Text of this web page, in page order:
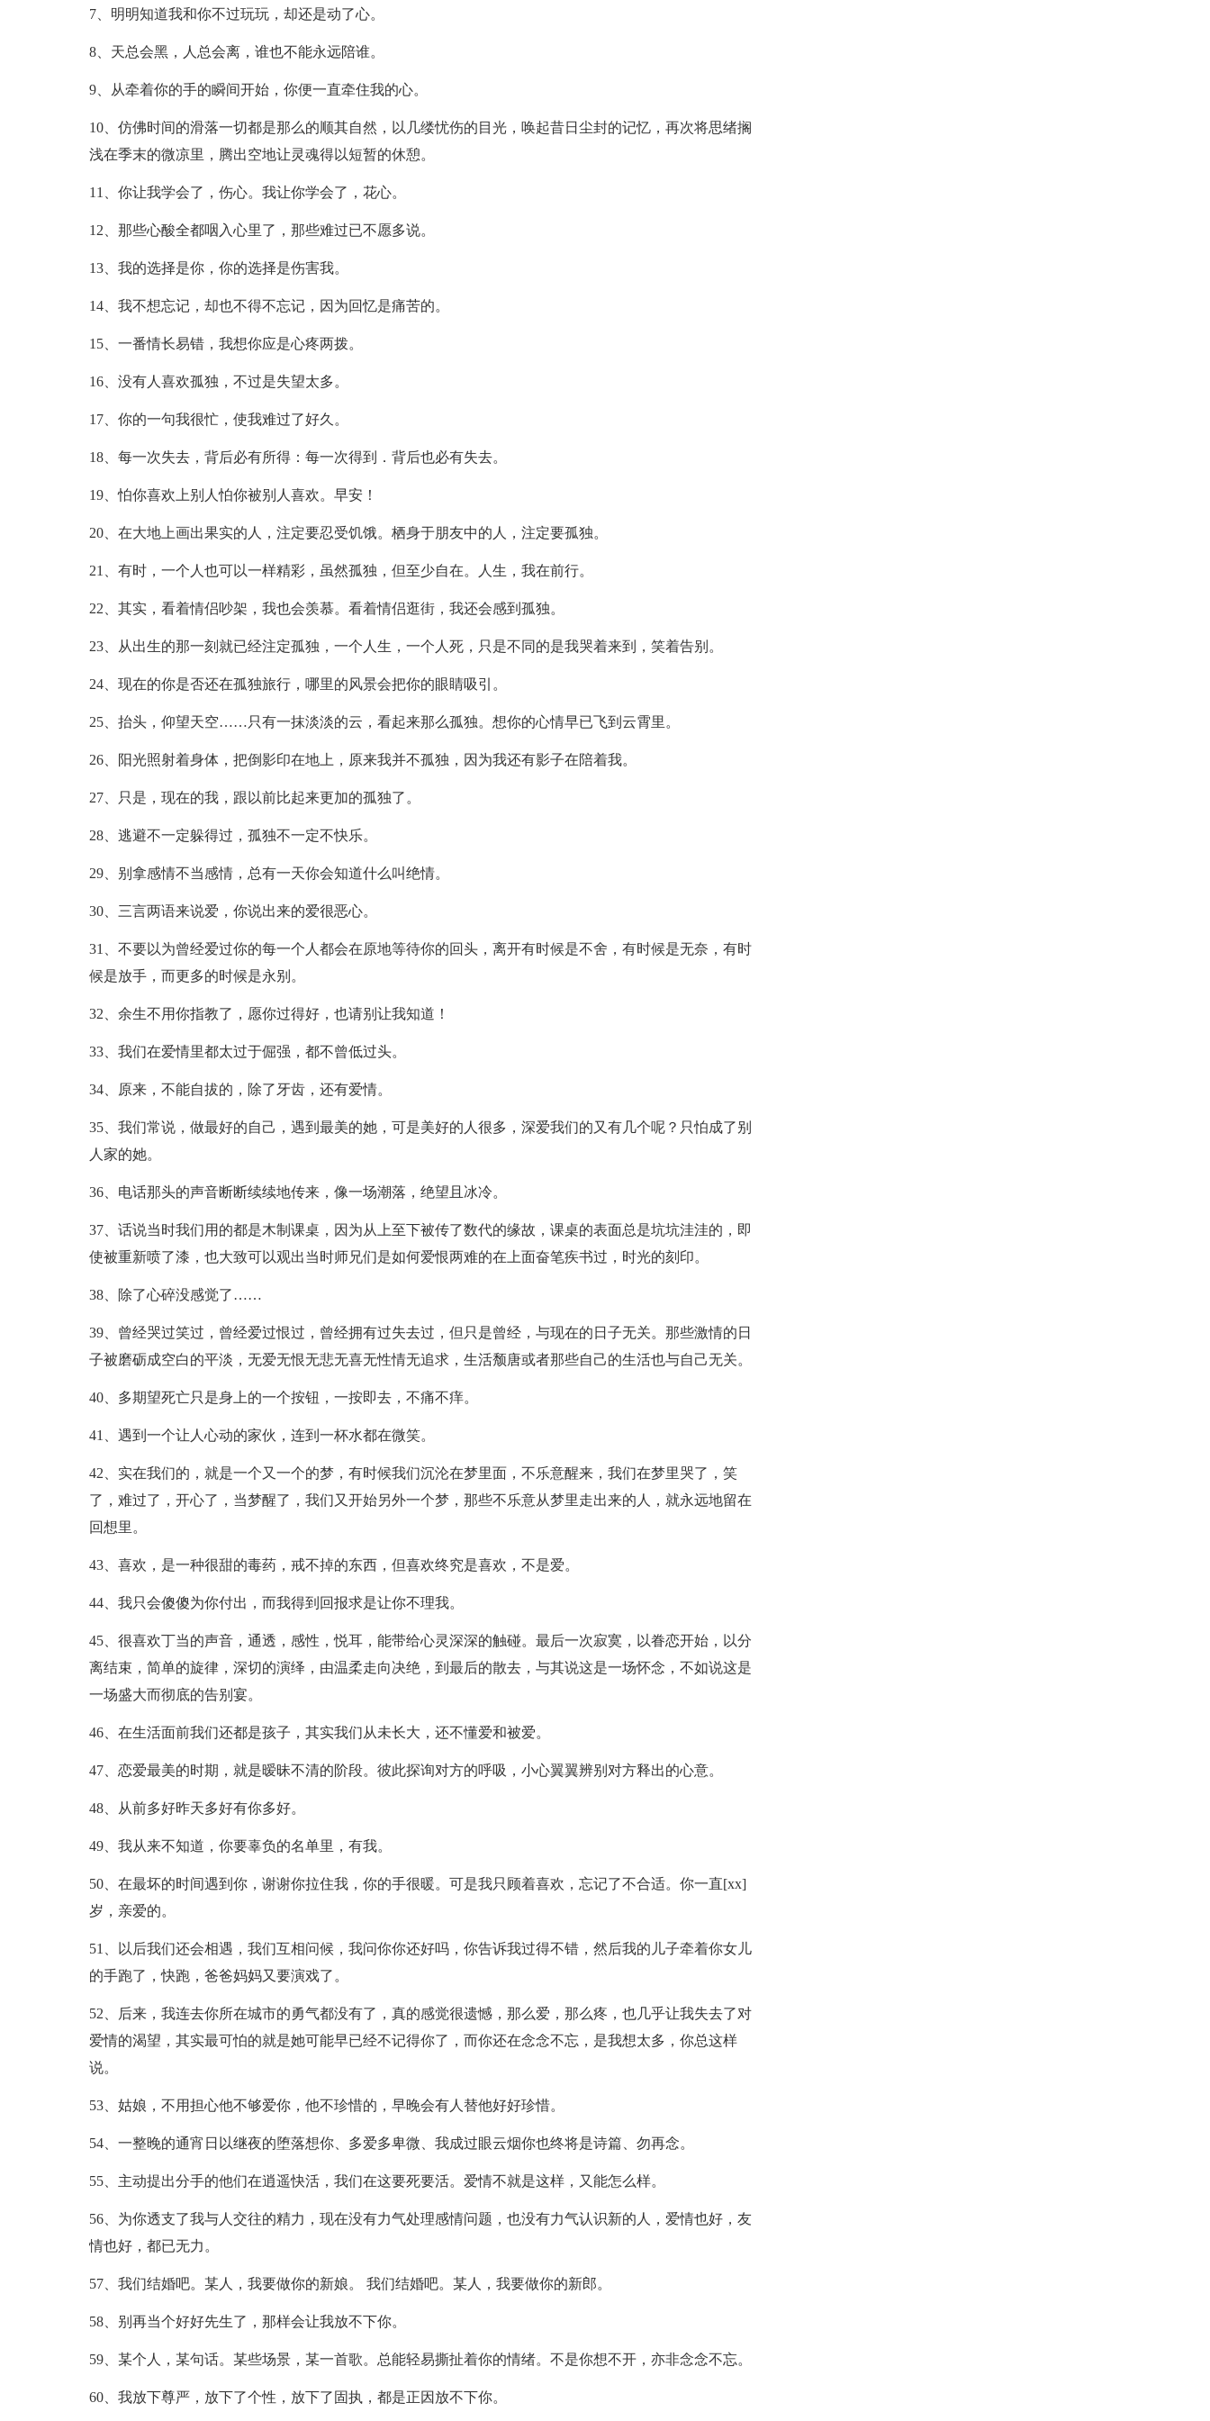
7、明明知道我和你不过玩玩，却还是动了心。
8、天总会黑，人总会离，谁也不能永远陪谁。
9、从牵着你的手的瞬间开始，你便一直牵住我的心。
10、仿佛时间的滑落一切都是那么的顺其自然，以几缕忧伤的目光，唤起昔日尘封的记忆，再次将思绪搁
浅在季末的微凉里，腾出空地让灵魂得以短暂的休憩。
11、你让我学会了，伤心。我让你学会了，花心。
12、那些心酸全都咽入心里了，那些难过已不愿多说。
13、我的选择是你，你的选择是伤害我。
14、我不想忘记，却也不得不忘记，因为回忆是痛苦的。
15、一番情长易错，我想你应是心疼两拨。
16、没有人喜欢孤独，不过是失望太多。
17、你的一句我很忙，使我难过了好久。
18、每一次失去，背后必有所得：每一次得到．背后也必有失去。
19、怕你喜欢上别人怕你被别人喜欢。早安！
20、在大地上画出果实的人，注定要忍受饥饿。栖身于朋友中的人，注定要孤独。
21、有时，一个人也可以一样精彩，虽然孤独，但至少自在。人生，我在前行。
22、其实，看着情侣吵架，我也会羡慕。看着情侣逛街，我还会感到孤独。
23、从出生的那一刻就已经注定孤独，一个人生，一个人死，只是不同的是我哭着来到，笑着告别。
24、现在的你是否还在孤独旅行，哪里的风景会把你的眼睛吸引。
25、抬头，仰望天空……只有一抹淡淡的云，看起来那么孤独。想你的心情早已飞到云霄里。
26、阳光照射着身体，把倒影印在地上，原来我并不孤独，因为我还有影子在陪着我。
27、只是，现在的我，跟以前比起来更加的孤独了。
28、逃避不一定躲得过，孤独不一定不快乐。
29、别拿感情不当感情，总有一天你会知道什么叫绝情。
30、三言两语来说爱，你说出来的爱很恶心。
31、不要以为曾经爱过你的每一个人都会在原地等待你的回头，离开有时候是不舍，有时候是无奈，有时
候是放手，而更多的时候是永别。
32、余生不用你指教了，愿你过得好，也请别让我知道！
33、我们在爱情里都太过于倔强，都不曾低过头。
34、原来，不能自拔的，除了牙齿，还有爱情。
35、我们常说，做最好的自己，遇到最美的她，可是美好的人很多，深爱我们的又有几个呢？只怕成了别
人家的她。
36、电话那头的声音断断续续地传来，像一场潮落，绝望且冰冷。
37、话说当时我们用的都是木制课桌，因为从上至下被传了数代的缘故，课桌的表面总是坑坑洼洼的，即
使被重新喷了漆，也大致可以观出当时师兄们是如何爱恨两难的在上面奋笔疾书过，时光的刻印。
38、除了心碎没感觉了……
39、曾经哭过笑过，曾经爱过恨过，曾经拥有过失去过，但只是曾经，与现在的日子无关。那些激情的日
子被磨砺成空白的平淡，无爱无恨无悲无喜无性情无追求，生活颓唐或者那些自己的生活也与自己无关。
40、多期望死亡只是身上的一个按钮，一按即去，不痛不痒。
41、遇到一个让人心动的家伙，连到一杯水都在微笑。
42、实在我们的，就是一个又一个的梦，有时候我们沉沦在梦里面，不乐意醒来，我们在梦里哭了，笑
了，难过了，开心了，当梦醒了，我们又开始另外一个梦，那些不乐意从梦里走出来的人，就永远地留在
回想里。
43、喜欢，是一种很甜的毒药，戒不掉的东西，但喜欢终究是喜欢，不是爱。
44、我只会傻傻为你付出，而我得到回报求是让你不理我。
45、很喜欢丁当的声音，通透，感性，悦耳，能带给心灵深深的触碰。最后一次寂寞，以眷恋开始，以分
离结束，简单的旋律，深切的演绎，由温柔走向决绝，到最后的散去，与其说这是一场怀念，不如说这是
一场盛大而彻底的告别宴。
46、在生活面前我们还都是孩子，其实我们从未长大，还不懂爱和被爱。
47、恋爱最美的时期，就是暧昧不清的阶段。彼此探询对方的呼吸，小心翼翼辨别对方释出的心意。
48、从前多好昨天多好有你多好。
49、我从来不知道，你要辜负的名单里，有我。
50、在最坏的时间遇到你，谢谢你拉住我，你的手很暖。可是我只顾着喜欢，忘记了不合适。你一直[xx]
岁，亲爱的。
51、以后我们还会相遇，我们互相问候，我问你你还好吗，你告诉我过得不错，然后我的儿子牵着你女儿
的手跑了，快跑，爸爸妈妈又要演戏了。
52、后来，我连去你所在城市的勇气都没有了，真的感觉很遗憾，那么爱，那么疼，也几乎让我失去了对
爱情的渴望，其实最可怕的就是她可能早已经不记得你了，而你还在念念不忘，是我想太多，你总这样
说。
53、姑娘，不用担心他不够爱你，他不珍惜的，早晚会有人替他好好珍惜。
54、一整晚的通宵日以继夜的堕落想你、多爱多卑微、我成过眼云烟你也终将是诗篇、勿再念。
55、主动提出分手的他们在逍遥快活，我们在这要死要活。爱情不就是这样，又能怎么样。
56、为你透支了我与人交往的精力，现在没有力气处理感情问题，也没有力气认识新的人，爱情也好，友
情也好，都已无力。
57、我们结婚吧。某人，我要做你的新娘。 我们结婚吧。某人，我要做你的新郎。
58、别再当个好好先生了，那样会让我放不下你。
59、某个人，某句话。某些场景，某一首歌。总能轻易撕扯着你的情绪。不是你想不开，亦非念念不忘。
60、我放下尊严，放下了个性，放下了固执，都是正因放不下你。